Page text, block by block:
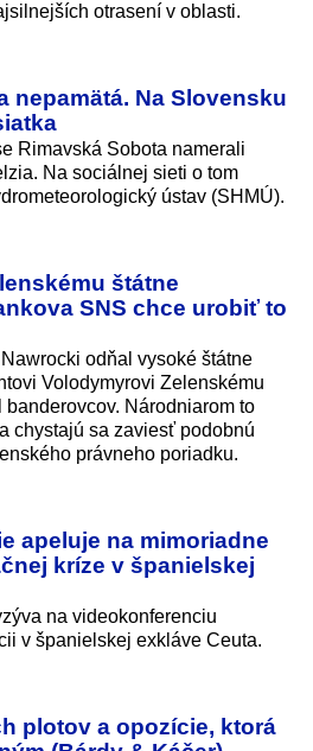
otrasení v oblasti.
nepamätá. Na Slovensku
Rimavská Sobota namerali
Na sociálnej sieti o tom
ústav (SHMÚ).
štátne
SNS chce urobiť to
odňal vysoké štátne
Volodymyrovi Zelenskému
banderovcov. Národniarom to
chystajú sa zaviesť podobnú
právneho poriadku.
apeluje na mimoriadne
kríze v španielskej
na videokonferenciu
v španielskej exkláve Ceuta.
plotov a opozície, ktorá